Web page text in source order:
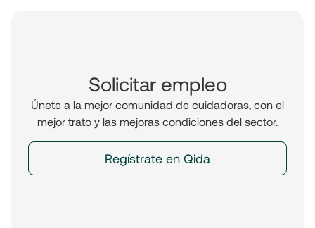
Solicitar empleo
Únete a la mejor comunidad de cuidadoras, con el
mejor trato y las mejoras condiciones del sector.
Regístrate en Qida